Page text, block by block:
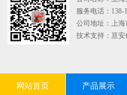
服务电话：138-
公司地址：上
技术支持： 亘安
网站首页 产品展示